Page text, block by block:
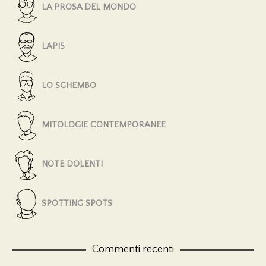
LA PROSA DEL MONDO
LAPIS
LO SGHEMBO
MITOLOGIE CONTEMPORANEE
NOTE DOLENTI
SPOTTING SPOTS
Commenti recenti